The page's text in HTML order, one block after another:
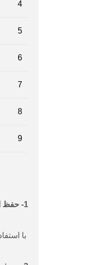
4
5
6
7
8
9
1- حفظ انسجام و یکپارچگی
با